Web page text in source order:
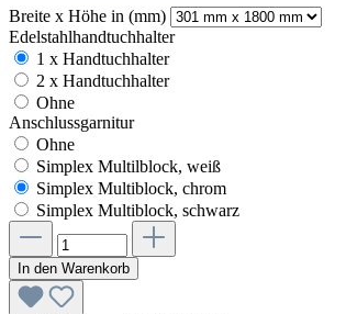
Breite x Höhe in (mm)
Edelstahlhandtuchhalter
1 x Handtuchhalter
2 x Handtuchhalter
Ohne
Anschlussgarnitur
Ohne
Simplex Multilblock, weiß
Simplex Multiblock, chrom
Simplex Multiblock, schwarz
In den Warenkorb